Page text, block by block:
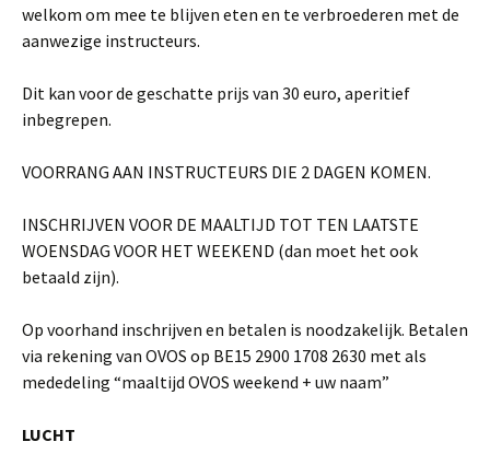
welkom om mee te blijven eten en te verbroederen met de
aanwezige instructeurs.
Dit kan voor de geschatte prijs van 30 euro, aperitief
inbegrepen.
VOORRANG AAN INSTRUCTEURS DIE 2 DAGEN KOMEN.
INSCHRIJVEN VOOR DE MAALTIJD TOT TEN LAATSTE
WOENSDAG VOOR HET WEEKEND (dan moet het ook
betaald zijn).
Op voorhand inschrijven en betalen is noodzakelijk. Betalen
via rekening van OVOS op BE15 2900 1708 2630 met als
mededeling “maaltijd OVOS weekend + uw naam”
LUCHT